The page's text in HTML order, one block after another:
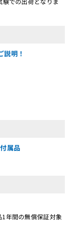
明！
属品
年間の無償保証対象